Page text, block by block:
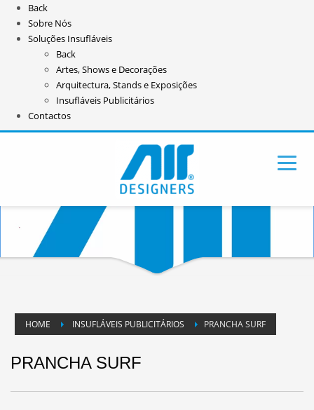
Back
Sobre Nós
Soluções Insufláveis
Back
Artes, Shows e Decorações
Arquitectura, Stands e Exposições
Insufláveis Publicitários
Contactos
HOME INSUFLÁVEIS PUBLICITÁRIOS PRANCHA SURF
PRANCHA SURF